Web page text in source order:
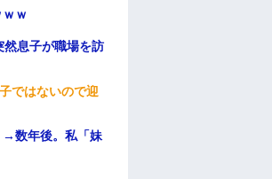
ｗ
然息子が職場を訪
ではないので迎
→数年後。私「妹